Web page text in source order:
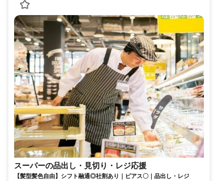
スーパーの品出し・見切り・レジ応援
【髪型髪色自由】シフト融通◎社割あり｜ピアス〇｜品出し・レジ